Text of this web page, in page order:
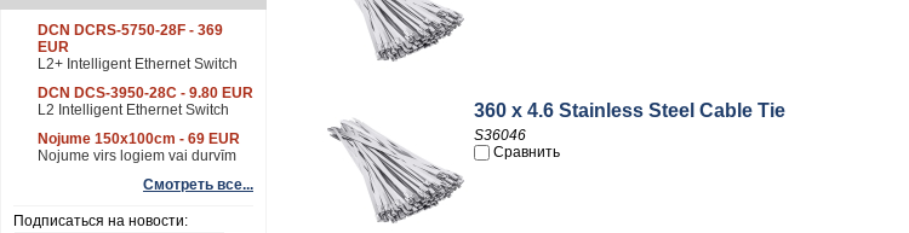
DCN DCRS-5750-28F - 369
EUR
L2+ Intelligent Ethernet Switch
DCN DCS-3950-28C - 9.80 EUR
L2 Intelligent Ethernet Switch
Nojume 150x100cm - 69 EUR
Nojume virs logiem vai durvīm
Смотреть все...
Подписаться на новости:
360 x 4.6 Stainless Steel Cable Tie
S36046
Сравнить